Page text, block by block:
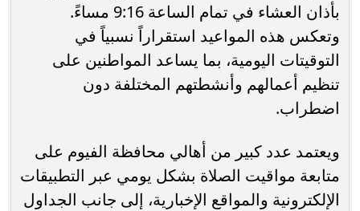
بأذان العشاء في تمام الساعة 9:16 مساءً.
وتعكس هذه المواعيد استقراراً نسبياً في
التوقيتات اليومية، بما يساعد المواطنين على
تنظيم أعمالهم وأنشطتهم المختلفة دون
اضطراب.
ويعتمد عدد كبير من أهالي محافظة الفيوم على
متابعة مواقيت الصلاة بشكل يومي عبر التطبيقات
الإلكترونية والمواقع الإخبارية، إلى جانب الجداول